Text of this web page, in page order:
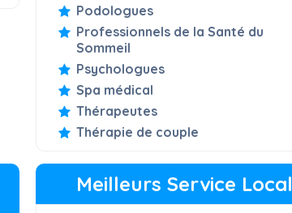
Podologues
Professionnels de la Santé du
Sommeil
Psychologues
Spa médical
Thérapeutes
Thérapie de couple
Meilleurs Service Local